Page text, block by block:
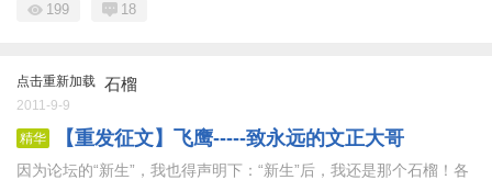
199 18
点击重新加载 石榴
2011-9-9
精华 【重发征文】飞鹰-----致永远的文正大哥
因为论坛的“新生”，我也得声明下：“新生”后，我还是那个石榴！各